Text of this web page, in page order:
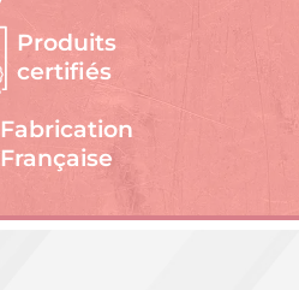
Produits
certifiés
Fabrication
Française